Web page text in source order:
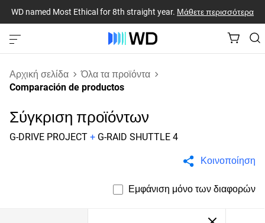
WD named Most Ethical for 8th straight year. Μάθετε περισσότερα
Αρχική σελίδα
Όλα τα προϊόντα
Comparación de productos
Σύγκριση προϊόντων
G-DRIVE PROJECT + G-RAID SHUTTLE 4
Κοινοποίηση
Εμφάνιση μόνο των διαφορών